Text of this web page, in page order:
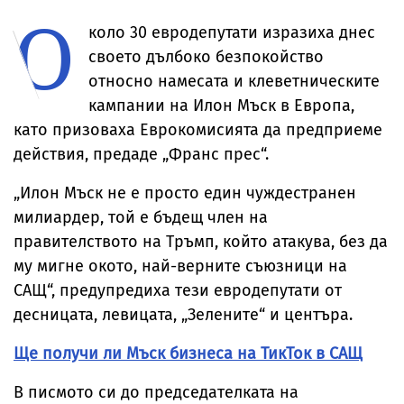
О
коло 30 евродепутати изразиха днес
своето дълбоко безпокойство
относно намесата и клеветническите
кампании на Илон Мъск в Европа,
като призоваха Еврокомисията да предприеме
действия, предаде „Франс прес“.
„Илон Мъск не е просто един чуждестранен
милиардер, той е бъдещ член на
правителството на Тръмп, който атакува, без да
му мигне окото, най-верните съюзници на
САЩ“, предупредиха тези евродепутати от
десницата, левицата, „Зелените“ и центъра.
Ще получи ли Мъск бизнеса на ТикТок в САЩ
В писмото си до председателката на